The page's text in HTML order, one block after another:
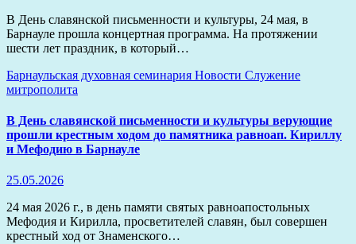
В День славянской письменности и культуры, 24 мая, в
Барнауле прошла концертная программа. На протяжении
шести лет праздник, в который…
Барнаульская духовная семинария Новости Служение
митрополита
В День славянской письменности и культуры верующие
прошли крестным ходом до памятника равноап. Кириллу
и Мефодию в Барнауле
25.05.2026
24 мая 2026 г., в день памяти святых равноапостольных
Мефодия и Кирилла, просветителей славян, был совершен
крестный ход от Знаменского…